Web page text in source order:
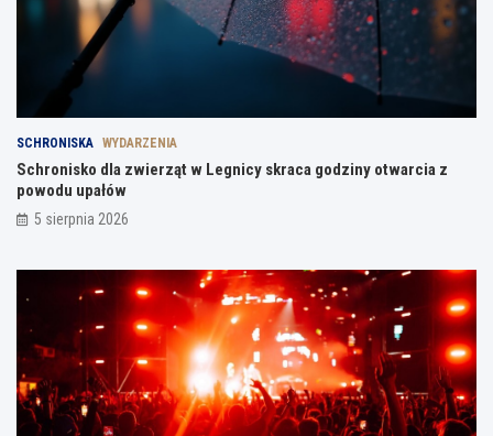
SCHRONISKA WYDARZENIA
Schronisko dla zwierząt w Legnicy skraca godziny otwarcia z
powodu upałów
5 sierpnia 2026